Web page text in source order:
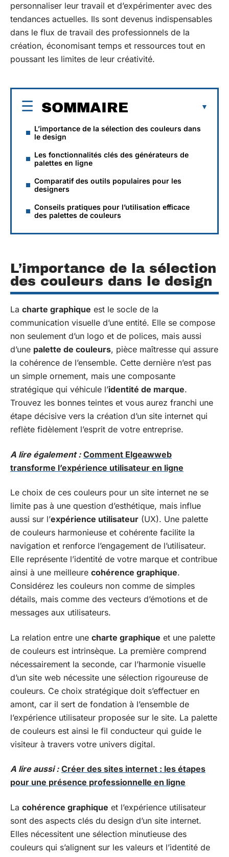
personnaliser leur travail et d’expérimenter avec des
tendances actuelles. Ils sont devenus indispensables
dans le flux de travail des professionnels de la
création, économisant temps et ressources tout en
poussant les limites de leur créativité.
SOMMAIRE
L’importance de la sélection des couleurs dans
le design
Les fonctionnalités clés des générateurs de
palettes en ligne
Comparatif des outils populaires pour les
designers
Conseils pratiques pour l’utilisation efficace
des palettes de couleurs
L’importance de la sélection
des couleurs dans le design
La charte graphique est le socle de la
communication visuelle d’une entité. Elle se compose
non seulement d’un logo et de polices, mais aussi
d’une palette de couleurs, pièce maîtresse qui assure
la cohérence de l’ensemble. Cette dernière n’est pas
un simple ornement, mais une composante
stratégique qui véhicule l’identité de marque.
Trouvez les bonnes teintes et vous aurez franchi une
étape décisive vers la création d’un site internet qui
reflète fidèlement l’esprit de votre entreprise.
A lire également : Comment Elgeawweb
transforme l’expérience utilisateur en ligne
Le choix de ces couleurs pour un site internet ne se
limite pas à une question d’esthétique, mais influe
aussi sur l’expérience utilisateur (UX). Une palette
de couleurs harmonieuse et cohérente facilite la
navigation et renforce l’engagement de l’utilisateur.
Elle représente l’identité de votre marque et contribue
ainsi à une meilleure cohérence graphique.
Considérez les couleurs non comme de simples
détails, mais comme des vecteurs d’émotions et de
messages aux utilisateurs.
La relation entre une charte graphique et une palette
de couleurs est intrinsèque. La première comprend
nécessairement la seconde, car l’harmonie visuelle
d’un site web nécessite une sélection rigoureuse de
couleurs. Ce choix stratégique doit s’effectuer en
amont, car il sert de fondation à l’ensemble de
l’expérience utilisateur proposée sur le site. La palette
de couleurs est ainsi le fil conducteur qui guide le
visiteur à travers votre univers digital.
A lire aussi : Créer des sites internet : les étapes
pour une présence professionnelle en ligne
La cohérence graphique et l’expérience utilisateur
sont des aspects clés du design d’un site internet.
Elles nécessitent une sélection minutieuse des
couleurs qui s’alignent sur les valeurs et l’identité de